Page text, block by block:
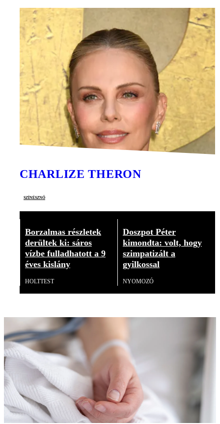
CHARLIZE THERON
színésznő
Borzalmas részletek
derültek ki: sáros
vízbe fulladhatott a 9
éves kislány
HOLTTEST
Doszpot Péter
kimondta: volt, hogy
szimpatizált a
gyilkossal
NYOMOZÓ